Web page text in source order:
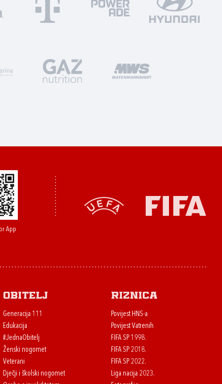
App
Obitelj
Generacija 111
Edukacija
#JednaObitelj
Ženski nogomet
Veterani
Dječji i školski nogomet
Riznica
Povijest HNS-a
Povijest Vatrenih
FIFA SP 1998.
FIFA SP 2018.
FIFA SP 2022.
Liga nacija 2023.